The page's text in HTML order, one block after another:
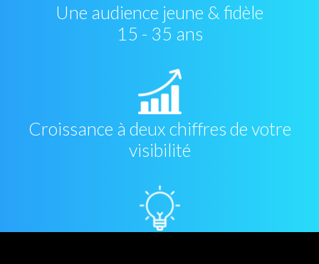
Une audience jeune & fidèle
15 - 35 ans
Croissance à deux chiffres de votre
visibilité